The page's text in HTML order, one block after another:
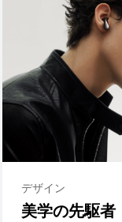
デザイン
美学の先駆者